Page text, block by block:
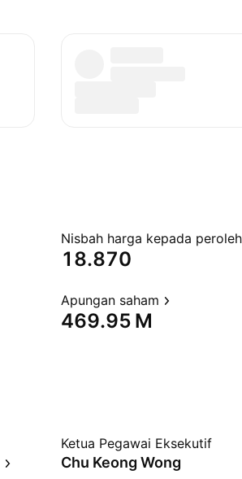
18.870
Apungan saham
‪469.95 M‬
Ketua Pegawai Eksekutif
Chu Keong Wong